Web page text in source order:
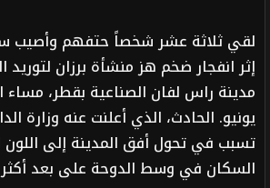
لقي ثلاثة عشر شخصاً حتفهم وأصيب
إثر انفجار ضخم هز منشأة برزان لتوريد
يونيو. الحادث، الذي أعلنت عنه وزارة
تسبب في تحول أفق المدينة إلى اللون
السكان في وسط الدوحة على بعد أكثر من 70